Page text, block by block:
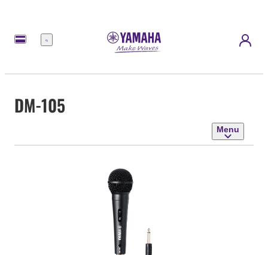
Menu
DM-105
Menu